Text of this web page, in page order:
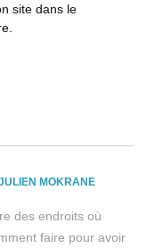
site dans le
MOKRANE
des endroits où
faire pour avoir